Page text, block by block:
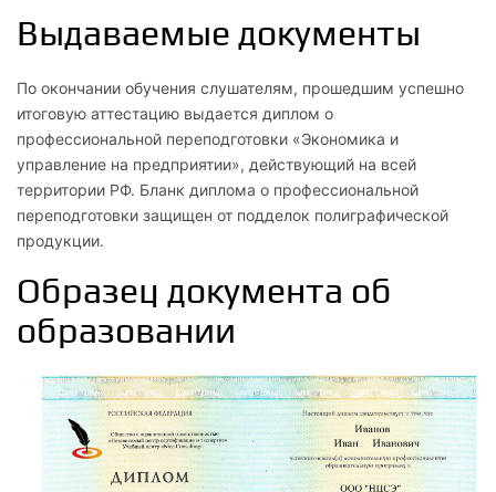
Основания экономической теории: принципы
экономического анализа, начала экономической теории,
экономической деятельности
1.3
Экономическая стратегия и экономическая политика
1.4
1.5
1.6
Рынки ресурсов и факторов производства
Выдаваемые документы
По окончании обучения слушателям, прошедшим успешно
итоговую аттестацию выдается диплом о
профессиональной переподготовки «Экономика и
управление на предприятии», действующий на всей
территории РФ. Бланк диплома о профессиональной
переподготовки защищен от подделок полиграфической
продукции.
Образец документа об
образовании